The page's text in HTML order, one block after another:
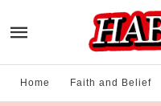
Home Faith and Belief